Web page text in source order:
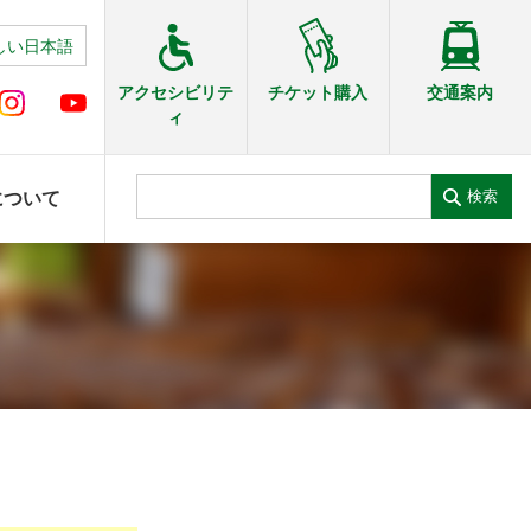
い日本語
アクセシビリテ
ィ
チケット購入 交通案内
いて 検索